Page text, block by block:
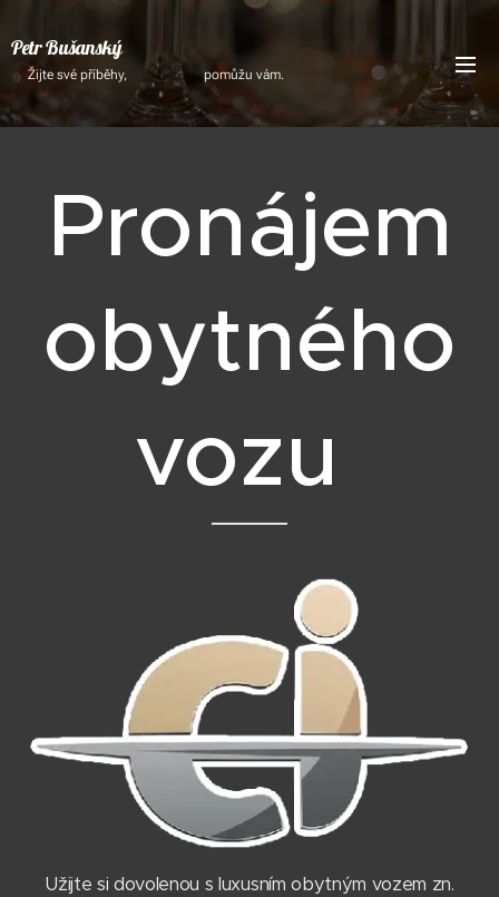
Petr Bušanský
Žijte své příběhy, pomůžu vám.
Pronájem
obytného
vozu
Užijte si dovolenou s luxusním obytným vozem zn.